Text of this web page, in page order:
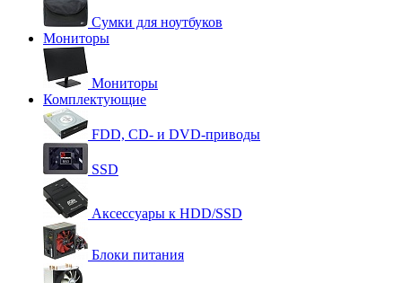
Сумки для ноутбуков
Мониторы
Мониторы
Комплектующие
FDD, CD- и DVD-приводы
SSD
Аксессуары к HDD/SSD
Блоки питания